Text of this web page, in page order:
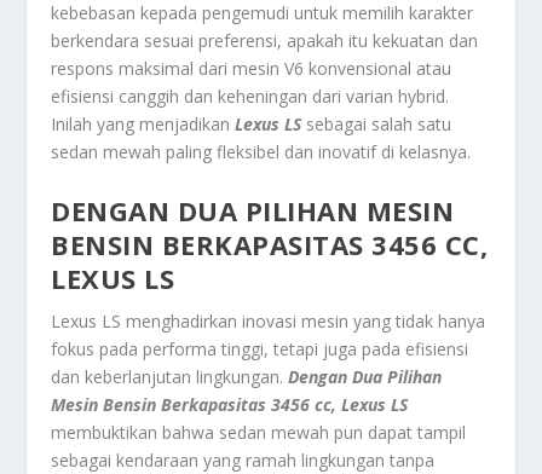
kebebasan kepada pengemudi untuk memilih karakter
berkendara sesuai preferensi, apakah itu kekuatan dan
respons maksimal dari mesin V6 konvensional atau
efisiensi canggih dan keheningan dari varian hybrid.
Inilah yang menjadikanLexus LSsebagai salah satu
sedan mewah paling fleksibel dan inovatif di kelasnya.
DENGAN DUA PILIHAN MESIN
BENSIN BERKAPASITAS 3456 CC,
LEXUS LS
Lexus LS menghadirkan inovasi mesin yang tidak hanya
fokus pada performa tinggi, tetapi juga pada efisiensi
dan keberlanjutan lingkungan.Dengan Dua Pilihan
Mesin Bensin Berkapasitas 3456 cc, Lexus LS
membuktikan bahwa sedan mewah pun dapat tampil
sebagai kendaraan yang ramah lingkungan tanpa